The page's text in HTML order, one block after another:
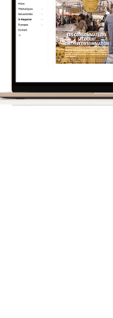
le prix de
le prix de
le coût
Les usagers
millions
pour la
importante